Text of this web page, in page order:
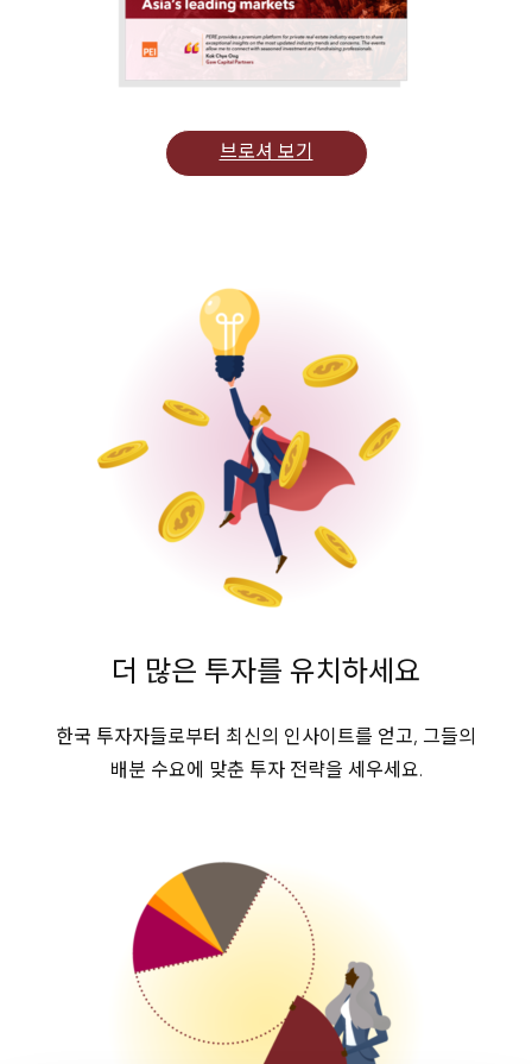
브로셔 보기
더 많은 투자를 유치하세요
한국 투자자들로부터 최신의 인사이트를 얻고, 그들의
배분 수요에 맞춘 투자 전략을 세우세요.